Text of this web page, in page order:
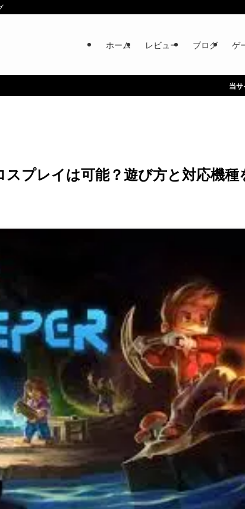
ホーム レビュー ブログ ゲ
当サイトは、海外在住者
プレイは可能？遊び方と対応機種